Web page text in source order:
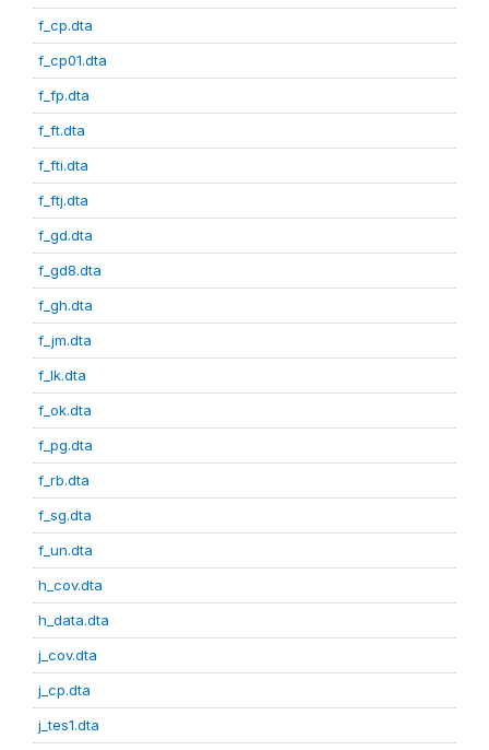
f_cp.dta
f_cp01.dta
f_fp.dta
f_ft.dta
f_fti.dta
f_ftj.dta
f_gd.dta
f_gd8.dta
f_gh.dta
f_jm.dta
f_lk.dta
f_ok.dta
f_pg.dta
f_rb.dta
f_sg.dta
f_un.dta
h_cov.dta
h_data.dta
j_cov.dta
j_cp.dta
j_tes1.dta